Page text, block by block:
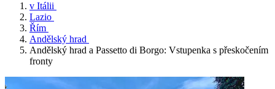
v Itálii
Lazio
Řím
Andělský hrad
Andělský hrad a Passetto di Borgo: Vstupenka s přeskočením
fronty